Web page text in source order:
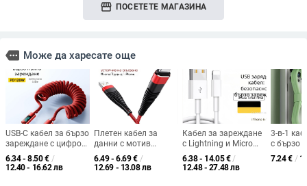
storefront ПОСЕТЕТЕ МАГАЗИНА
more Може да харесате още
USB-C кабел за бързо
зареждане с цифров
дисплей, Type-C
интерфейс, 120W,
6.34 - 8.50€ /
12.40 - 16.62 лв
Плетен кабел за
данни с мотив
русалка, дължина 1
м, бързо зареждане,
6.49 - 6.69€ /
12.69 - 13.08 лв
Кабел за зареждане
с Lightning и Micro
USB интерфейси,
дължина 1–2 м,
6.38 - 14.05€ /
12.48 - 27.48 лв
3-в-1
с бързо
Type-C,
7.24€ /